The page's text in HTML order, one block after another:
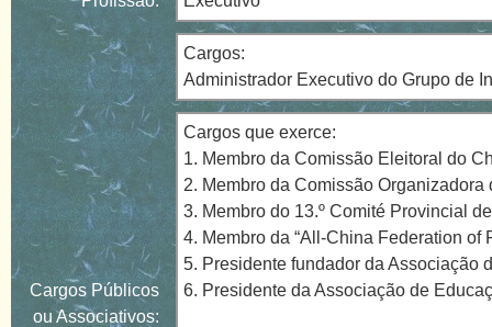
Cargos:
Administrador Executivo do Grupo de
Cargos Públicos
ou Associativos:
Cargos que exerce:
1. Membro da Comissão Eleitoral do
2. Membro da Comissão
3. Membro do 13.º Comité Provincial
4. Membro da “All-China Federation of
5. Presidente fundador da Associação
6. Presidente da Associação de